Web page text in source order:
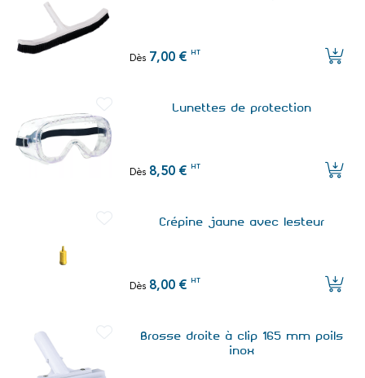
Dès 7,00 € HT
Lunettes de protection
Dès 8,50 € HT
Crépine jaune avec lesteur
Dès 8,00 € HT
Brosse droite à clip 165 mm poils
inox